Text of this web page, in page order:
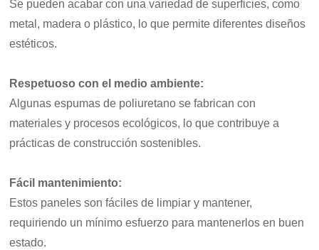
Se pueden acabar con una variedad de superficies, como
metal, madera o plástico, lo que permite diferentes diseños
estéticos.
Respetuoso con el medio ambiente:
Algunas espumas de poliuretano se fabrican con
materiales y procesos ecológicos, lo que contribuye a
prácticas de construcción sostenibles.
Fácil mantenimiento:
Estos paneles son fáciles de limpiar y mantener,
requiriendo un mínimo esfuerzo para mantenerlos en buen
estado.